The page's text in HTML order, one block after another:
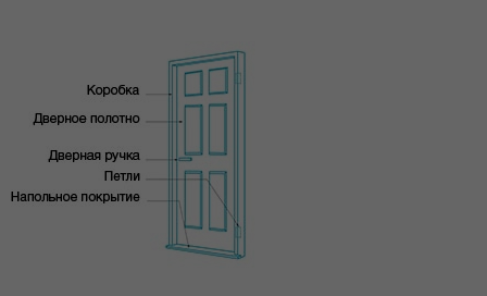
Без стекла
Декор
Особенности
Двери с алюминиевой кромкой укомплектованы
механизмом магнитной защелки для легкого и практически
бесшумного закрывания; выполнена фрезеровка под